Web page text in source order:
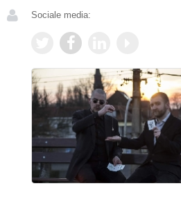
Sociale media: